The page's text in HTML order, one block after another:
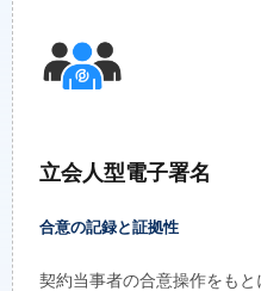
立会人型電子署名
合意の記録と証拠性
契約当事者の合意操作をも